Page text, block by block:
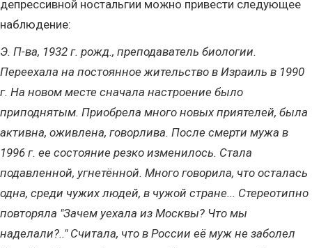
депрессивной ностальгии можно привести следующее
наблюдение:
Э. П-ва, 1932 г. рожд., преподаватель биологии.
Переехала на постоянное жительство в Израиль в 1990
г. На новом месте сначала настроение было
приподнятым. Приобрела много новых приятелей, была
активна, оживлена, говорлива. После смерти мужа в
1996 г. ее состояние резко изменилось. Стала
подавленной, угнетённой. Много говорила, что осталась
одна, среди чужих людей, в чужой стране... Стереотипно
повторяла "Зачем уехала из Москвы? Что мы
наделали?.." Считала, что в России её муж не заболел